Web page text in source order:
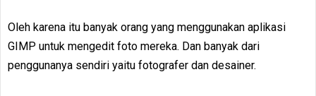
Oleh karena itu banyak orang yang menggunakan aplikasi
GIMP untuk mengedit foto mereka. Dan banyak dari
penggunanya sendiri yaitu fotografer dan desainer.